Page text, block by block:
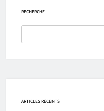
RECHERCHE
ARTICLES RÉCENTS